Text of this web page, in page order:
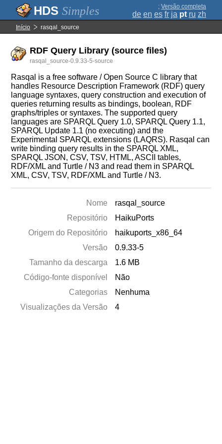
Simples ; Versão completa
de en es fr ja pt ru zh
Início rasqal_source
RDF Query Library (source files)
rasqal_source-0.9.33-5-source
Rasqal is a free software / Open Source C library that
handles Resource Description Framework (RDF) query
language syntaxes, query construction and execution of
queries returning results as bindings, boolean, RDF
graphs/triples or syntaxes. The supported query
languages are SPARQL Query 1.0, SPARQL Query 1.1,
SPARQL Update 1.1 (no executing) and the
Experimental SPARQL extensions (LAQRS). Rasqal can
write binding query results in the SPARQL XML,
SPARQL JSON, CSV, TSV, HTML, ASCII tables,
RDF/XML and Turtle / N3 and read them in SPARQL
XML, CSV, TSV, RDF/XML and Turtle / N3.
Nome
rasqal_source
Repositório
HaikuPorts
Origem do Repositório
haikuports_x86_64
Versão
0.9.33-5
Tamanho da descarga
1.6 MB
Código-fonte disponível
Não
Categorias
Nenhuma
Visualizações da Versão
4